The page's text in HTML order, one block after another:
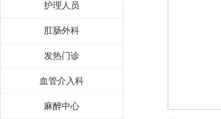
护理人员
肛肠外科
发热门诊
血管介入科
麻醉中心